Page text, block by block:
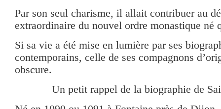
Par son seul charisme, il allait contribuer au
extraordinaire du nouvel ordre monastique né
Si sa vie a été mise en lumière par ses
contemporains, celle de ses compagnons
obscure.
Un petit rappel de la biographie de